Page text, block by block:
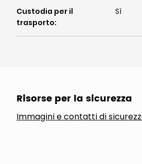
Custodia per il
trasporto:
Sì
Risorse per la sicurezza
Immagini e contatti di